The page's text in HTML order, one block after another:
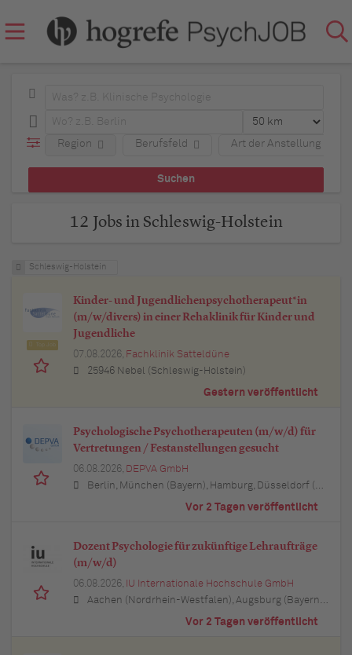
Berufsfeld Art der Anstellung
Region
12 Jobs in Schleswig-Holstein
Schleswig-Holstein
Kinder- und Jugendlichenpsychotherapeut*in
(m/w/divers) in einer Rehaklinik für Kinder und
Jugendliche
07.08.2026, Fachklinik Satteldüne
25946 Nebel (Schleswig-Holstein)
Gestern veröffentlicht
Psychologische Psychotherapeuten (m/w/d) für
Vertretungen / Festanstellungen gesucht
06.08.2026, DEPVA GmbH
Berlin, München (Bayern), Hamburg, Düsseldorf (Nordrhein-Westfalen), Köln (Nordrhein-Westfalen), Essen (Nordrhein-Westfalen), Dortmund (Nordrhein-Westfalen), Stuttgart (Baden-Württemberg), Heilbronn (Baden-Württemberg), Hannover (Niedersachsen), Rostock (Mecklenburg-Vorpommern), Kiel (Schleswig-Holstein), Augsburg (Bayern), Nürnberg (Bayern), Frankfurt am Main (Hessen), Bremen, Schwerin (Mecklenburg-Vorpommern), Mainz (Rheinland-Pfalz), Saarbrücken (Saarland), Dresden (Sachsen), Magdeburg (Sachsen-Anhalt), Potsdam (Brandenburg), Erfurt (Thüringen), Würzburg (Bayern), Heilbronn (Baden-Württemberg), Leipzig (Sachsen)
Vor 2 Tagen veröffentlicht
Dozent Psychologie für zukünftige Lehraufträge
(m/w/d)
06.08.2026, IU Internationale Hochschule GmbH
Aachen (Nordrhein-Westfalen), Augsburg (Bayern), Berlin, Bielefeld (Nordrhein-Westfalen), Bochum (Nordrhein-Westfalen), Bonn (Nordrhein-Westfalen), Braunschweig (Niedersachsen), Bremen, Dortmund (Nordrhein-Westfalen), Dresden (Sachsen), Duisburg (Nordrhein-Westfalen), Düsseldorf (Nordrhein-Westfalen), Erfurt (Thüringen), Essen (Nordrhein-Westfalen), Freiburg im Breisgau (Baden-Württemberg), Hamburg, Hannover (Niedersachsen), Karlsruhe (Baden-Württemberg), Kiel (Schleswig-Holstein), Köln (Nordrhein-Westfalen), Leipzig (Sachsen), Lübeck (Schleswig-Holstein), München (Bayern), Mannheim (Baden-Württemberg), München (Bayern), Münster (Nordrhein-Westfalen), Nürnberg (Bayern), Regensburg (Bayern), Rostock (Mecklenburg-Vorpommern), Stuttgart (Baden-Württemberg), Ulm (Baden-Württemberg), Wuppertal (Nordrhein-Westfalen)
Vor 2 Tagen veröffentlicht